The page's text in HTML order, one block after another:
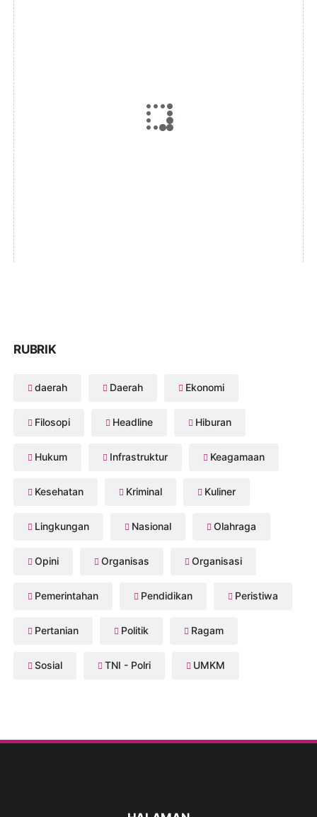
RUBRIK
daerah Daerah Ekonomi
Filosopi Headline Hiburan
Hukum Infrastruktur Keagamaan
Kesehatan Kriminal Kuliner
Lingkungan Nasional Olahraga
Opini Organisas Organisasi
Pemerintahan Pendidikan Peristiwa
Pertanian Politik Ragam
Sosial TNI - Polri UMKM